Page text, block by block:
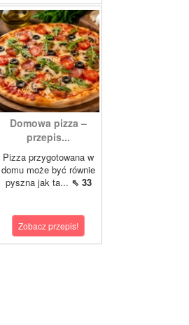
Domowa pizza –
przepis...
Pizza przygotowana w
domu może być równie
pyszna jak ta... ⇖ 33
Zobacz przepis!